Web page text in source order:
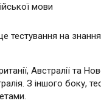
тестування на
Австралії та
З іншого